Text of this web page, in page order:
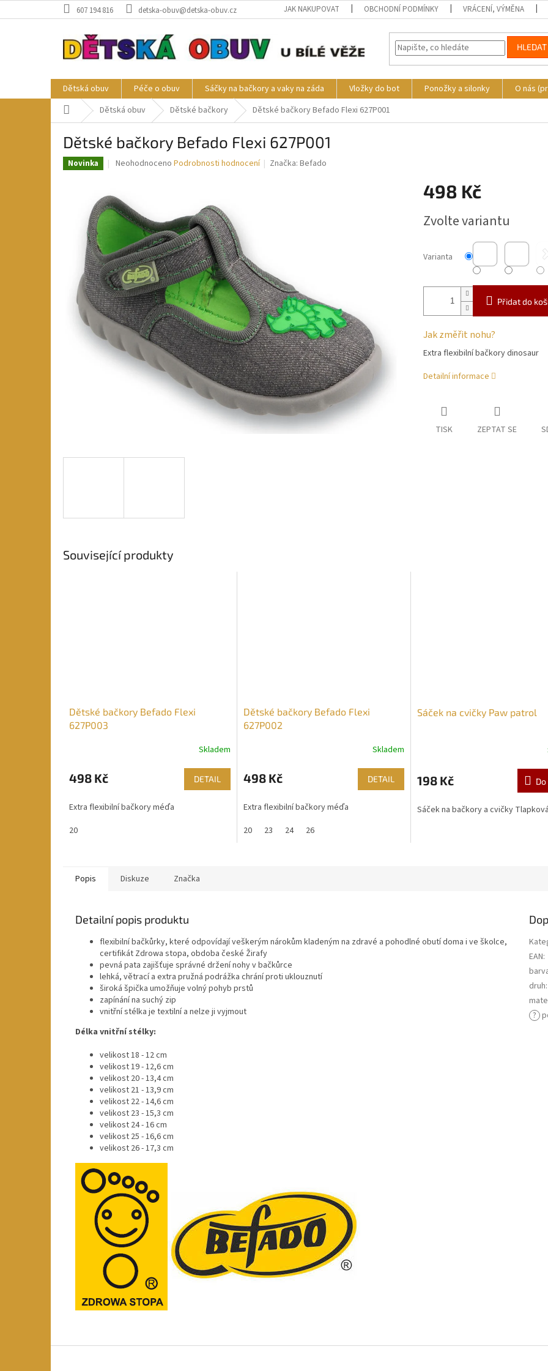
na
607 194 816 detska-obuv@detska-obuv.cz JAK NAKUPOVAT OBCHODNÍ PODMÍNKY VRÁCENÍ, VÝMĚNA
HLEDAT
Dětská obuv Péče o obuv Sáčky na bačkory a vaky na záda Vložky do bot Ponožky a silonky O nás
Domů Dětská obuv Dětské bačkory Dětské bačkory Befado Flexi 627P001
Dětské bačkory Befado Flexi 627P001
Novinka
Průměrné
je
0,0
hvězdiček.
Neohodnoceno Podrobnosti hodnocení Značka:Befado
498 Kč
cena:
Zvolte variantu
Varianta
Přidat do
Jak změřit nohu?
Extra flexibilní bačkory dinosaur
Detailní informace
TISK ZEPTAT SE
Související produkty
Dětské bačkory Befado Flexi
627P003
Skladem
498 Kč DETAIL
Extra flexibilní bačkory méďa
20
Dětské bačkory Befado Flexi
627P002
Skladem
498 Kč DETAIL
Extra flexibilní bačkory méďa
20
23 24 26
Sáček na cvičky Paw patrol
198 Kč
Sáček na bačkory a cvičky
Popis Diskuze Značka
Detailní popis produktu
flexibilní bačkůrky, které odpovídají veškerým nárokům kladeným na zdravé a pohodlné obutí doma i ve školce,
certifikát Zdrowa stopa, obdoba české Žirafy
pevná pata zajišťuje správné držení nohy v bačkůrce
lehká, větrací a extra pružná podrážka chrání proti uklouznutí
široká špička umožňuje volný pohyb prstů
zapínání na suchý zip
vnitřní stélka je textilní a nelze ji vyjmout
Délka vnitřní stélky:
velikost 18 - 12 cm
velikost 19 - 12,6 cm
velikost 20 - 13,4 cm
velikost 21 - 13,9 cm
velikost 22 - 14,6 cm
velikost 23 - 15,3 cm
velikost 24 - 16 cm
velikost 25 - 16,6 cm
velikost 26 - 17,3 cm
EAN:
druh:
?